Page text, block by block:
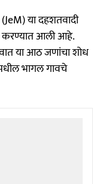
या दहशतवादी
आली आहे.
या आठ जणांचा शोध
भागल गावचे